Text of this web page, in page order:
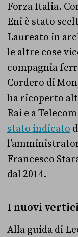
Forza Italia.
Eni è stato
Laureato in
le altre cose
compagnia
Cordero di
ha ricoperto
Rai e a
stato indicato
Francesco
dal 2014.
I nuovi
Alla guida di